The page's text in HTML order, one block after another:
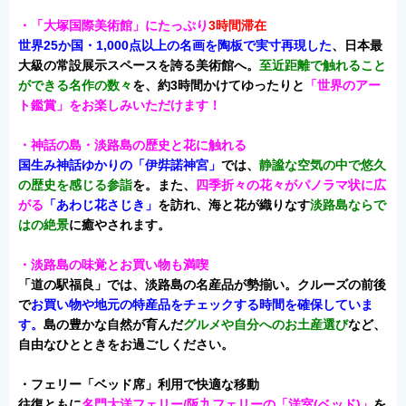
・「大塚国際美術館」にたっぷり3時間滞在
世界25か国・1,000点以上の名画を陶板で実寸再現した、日本最
大級の常設展示スペースを誇る美術館へ。 至近距離で触れること
ができる名作の数々を、約3時間かけてゆったりと
「世界のアー
ト鑑賞」をお楽しみいただけます！
・神話の島・淡路島の歴史と花に触れる
国生み神話ゆかりの「伊弉諾神宮」 では、 静謐な空気の中で悠久
の歴史を感じる参詣を。また、
四季折々の花々がパノラマ状に広
がる 「あわじ花さじき」 を訪れ、海と花が織りなす淡路島ならで
はの絶景に癒やされます。
・淡路島の味覚とお買い物も満喫
「道の駅福良」では、淡路島の名産品が勢揃い。クルーズの前後
でお買い物や地元の特産品をチェックする時間を確保していま
す。 島の豊かな自然が育んだグルメや自分へのお土産選びなど、
自由なひとときをお過ごしください。
・フェリー「ベッド席」利用で快適な移動